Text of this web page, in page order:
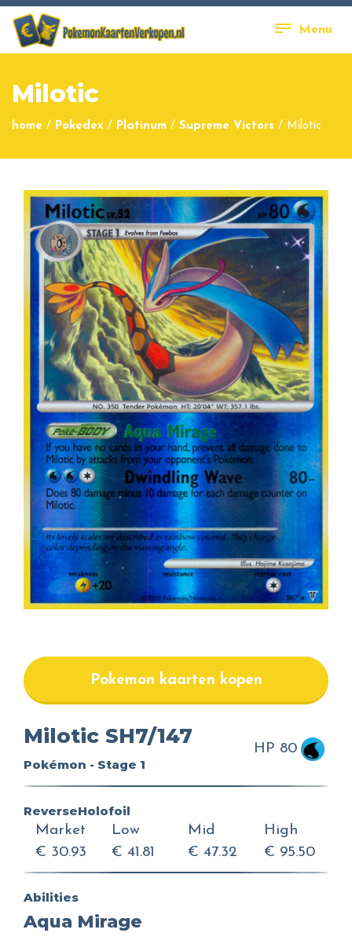
Menu
Milotic
home / Pokedex / Platinum / Supreme Victors / Milotic
Pokemon kaarten kopen
Milotic SH7/147
Pokémon - Stage 1
HP 80
ReverseHolofoil
Market
€ 30.93
Low
€ 41.81
Mid
€ 47.32
High
€ 95.50
Abilities
Aqua Mirage